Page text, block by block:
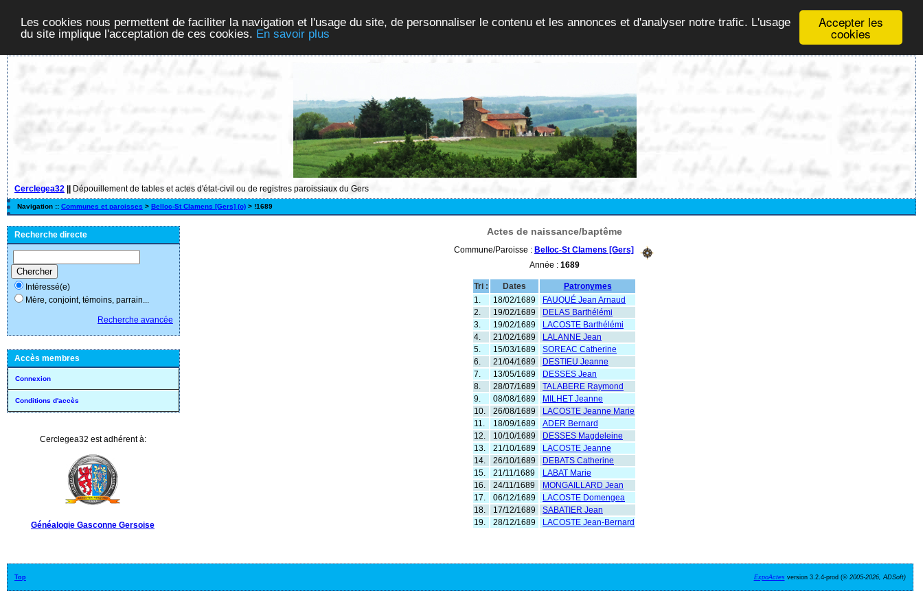
Accepter les
cookies
Les cookies nous permettent de faciliter la navigation et l'usage du site, de personnaliser le contenu et les annonces et d'analyser notre trafic. L'usage
du site implique l'acceptation de ces cookies. En savoir plus
Cerclegea32 Dépouillement de tables et actes d'état-civil ou de registres paroissiaux du Gers
Navigation :: Communes et paroisses > Belloc-St Clamens [Gers] (o) > !1689
Recherche directe
Intéressé(e)
Mère, conjoint, témoins, parrain...
Recherche avancée
Accès membres
Connexion
Conditions d'accès
Cerclegea32 est adhérent à:
Généalogie Gasconne Gersoise
Actes de naissance/baptême
Commune/Paroisse : Belloc-St Clamens [Gers]
Année : 1689
Tri : Dates
Patronymes
1.
18/02/1689
FAUQUÉ Jean Arnaud
2.
19/02/1689
DELAS Barthélémi
3.
19/02/1689
LACOSTE Barthélémi
4.
21/02/1689
LALANNE Jean
5.
15/03/1689
SOREAC Catherine
6.
21/04/1689
DESTIEU Jeanne
7.
13/05/1689
DESSES Jean
8.
28/07/1689
TALABERE Raymond
9.
08/08/1689
MILHET Jeanne
10.
26/08/1689
LACOSTE Jeanne Marie
11.
18/09/1689
ADER Bernard
12.
10/10/1689
DESSES Magdeleine
13.
21/10/1689
LACOSTE Jeanne
14.
26/10/1689
DEBATS Catherine
15.
21/11/1689
LABAT Marie
16.
24/11/1689
MONGAILLARD Jean
17.
06/12/1689
LACOSTE Domengea
18.
17/12/1689
SABATIER Jean
19.
28/12/1689 LACOSTE Jean-Bernard
Top ExpoActes version 3.2.4-prod (©2005-2026, ADSoft)